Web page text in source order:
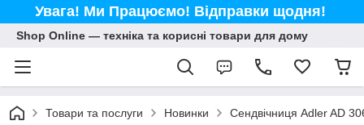
Увага! Ми Працюємо! Відправки щодня!
Shop Online — техніка та корисні товари для дому
Товари та послуги Новинки Сендвічниця Adler AD